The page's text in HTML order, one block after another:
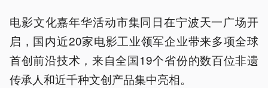
电影文化嘉年华活动市集同日在宁波天一广场开
启，国内近20家电影工业领军企业带来多项全球
首创前沿技术，来自全国19个省份的数百位非遗
传承人和近千种文创产品集中亮相。